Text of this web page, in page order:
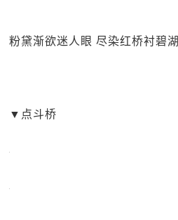
粉黛渐欲迷人眼 尽染红桥衬碧湖
▼ 点斗桥